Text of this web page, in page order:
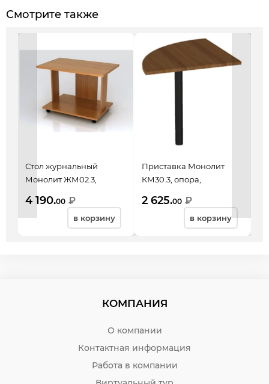
Смотрите также
Стол журнальный
Монолит ЖМ02.3,
гварнери
4 190.00 ₽
в корзину
Приставка Монолит
КМ30.3, опора,
гварнери
2 625.00 ₽
в корзину
КОМПАНИЯ
О компании
Контактная информация
Работа в компании